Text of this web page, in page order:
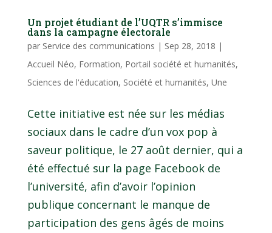
Un projet étudiant de l’UQTR s’immisce
dans la campagne électorale
par Service des communications | Sep 28, 2018 |
Accueil Néo, Formation, Portail société et humanités,
Sciences de l'éducation, Société et humanités, Une
Cette initiative est née sur les médias
sociaux dans le cadre d’un vox pop à
saveur politique, le 27 août dernier, qui a
été effectué sur la page Facebook de
l’université, afin d’avoir l’opinion
publique concernant le manque de
participation des gens âgés de moins